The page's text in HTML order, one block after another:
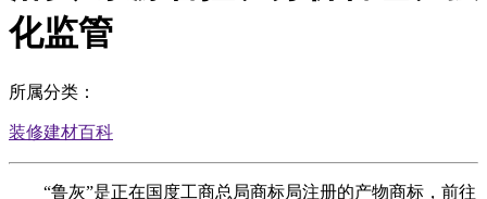
化监管
所属分类：
装修建材百科
“鲁灰”是正在国度工商总局商标局注册的产物商标，前往